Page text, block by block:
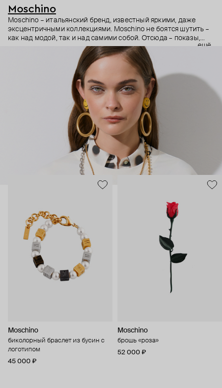
Moschino
Moschino – итальянский бренд, известный яркими, даже
эксцентричными коллекциями. Moschino не боятся шутить –
как над модой, так и над самими собой. Отсюда – показы,
мгновенно становящиеся главными событиями, вирусные
выходы селебрити (помните Кэти Перри в платье-люстре на
бале Института костюма Met Gala в 2019 году?) и
коллаборации с самыми неожиданными кандидатами, от
«Улицы Сезам» до The Sims. Украшения бренда –
гипертрофированно праздничные, практически
нарисованные: с кристаллами размером с ладонь и будто бы
расплавленными сердцами.
ещё
Moschino
биколорный браслет из бусин с
логотипом
45 000 ₽
Moschino
брошь «роза»
52 000 ₽